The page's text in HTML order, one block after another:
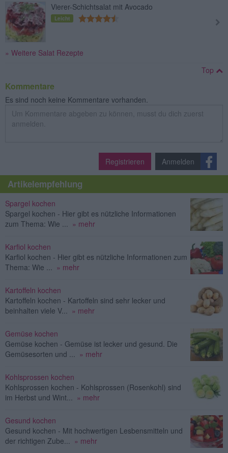
Vierer-Schichtsalat mit Avocado
Leicht
» Weitere Salat Rezepte
Top
Kommentare
Es sind noch keine Kommentare vorhanden.
Registrieren Anmelden
Artikelempfehlung
Spargel kochen
Spargel kochen - Hier gibt es nützliche Informationen
zum Thema: Wie ...
» mehr
Karfiol kochen
Karfiol kochen - Hier gibt es nützliche Informationen zum
Thema: Wie ...
» mehr
Kartoffeln kochen
Kartoffeln kochen - Kartoffeln sind sehr lecker und
beinhalten viele V...
» mehr
Gemüse kochen
Gemüse kochen - Gemüse ist lecker und gesund. Die
Gemüsesorten und ...
» mehr
Kohlsprossen kochen
Kohlsprossen kochen - Kohlsprossen (Rosenkohl) sind
im Herbst und Wint...
» mehr
Gesund kochen
Gesund kochen - Mit hochwertigen Lesbensmitteln und
der richtigen Zube...
» mehr